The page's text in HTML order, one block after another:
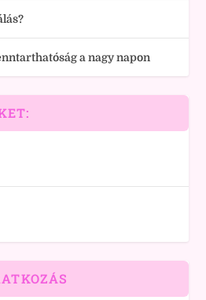
a nagy napon